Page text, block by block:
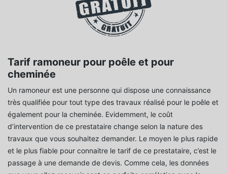
Tarif ramoneur pour poêle et pour
cheminée
Un ramoneur est une personne qui dispose une connaissance
très qualifiée pour tout type des travaux réalisé pour le poêle et
également pour la cheminée. Evidemment, le coût
d’intervention de ce prestataire change selon la nature des
travaux que vous souhaitez demander. Le moyen le plus rapide
et le plus fiable pour connaitre le tarif de ce prestataire, c’est le
passage à une demande de devis. Comme cela, les données